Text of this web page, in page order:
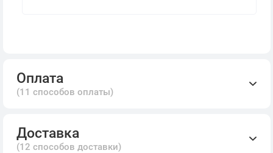
Оплата
(11 способов оплаты)
Доставка
(12 способов доставки)